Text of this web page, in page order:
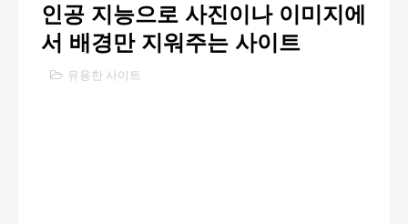
인공 지능으로 사진이나 이미지에
서 배경만 지워주는 사이트
유용한 사이트